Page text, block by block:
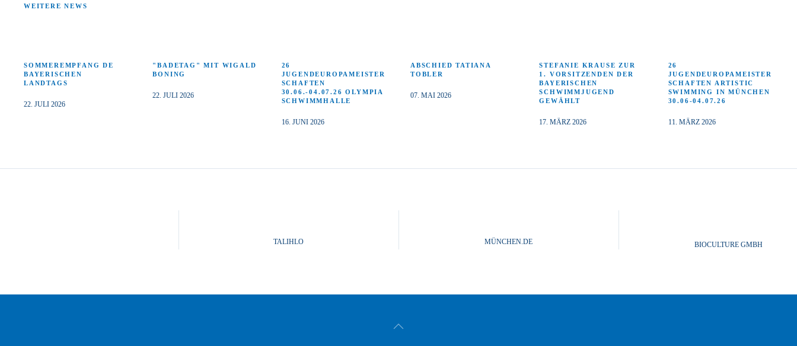
WEITERE NEWS
SOMMEREMPFANG DE
BAYERISCHEN
LANDTAGS
22. JULI 2026
"BADETAG" MIT WIGALD
BONING
22. JULI 2026
26
JUGENDEUROPAMEISTER
SCHAFTEN
30.06.-04.07.26 OLYMPIA
SCHWIMMHALLE
16. JUNI 2026
ABSCHIED TATIANA
TOBLER
07. MAI 2026
STEFANIE KRAUSE ZUR
1. VORSITZENDEN DER
BAYERISCHEN
SCHWIMMJUGEND
GEWÄHLT
17. MÄRZ 2026
26
JUGENDEUROPAMEISTER
SCHAFTEN ARTISTIC
SWIMMING IN MÜNCHEN
30.06-04.07.26
11. MÄRZ 2026
TALIHLO MÜNCHEN.DE BIOCULTURE GMBH